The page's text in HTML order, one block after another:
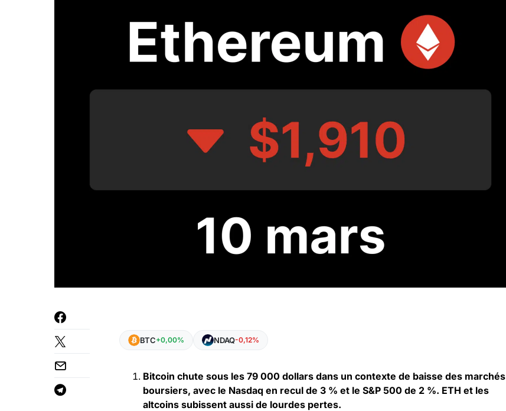
BTC+0,00% NDAQ-0,12%
Bitcoin chute sous les 79 000 dollars dans un contexte de baisse des marchés
boursiers, avec le Nasdaq en recul de 3 % et le S&P 500 de 2 %. ETH et les
altcoins subissent aussi de lourdes pertes.